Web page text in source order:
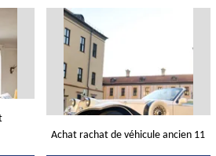
Achat rachat de véhicule ancien 11